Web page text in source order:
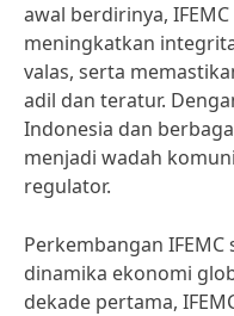
awal berdirinya,
meningkatkan
valas, serta
adil dan teratur.
Indonesia dan
menjadi wadah
regulator.
Perkembangan
dinamika ekonomi
dekade pertama,